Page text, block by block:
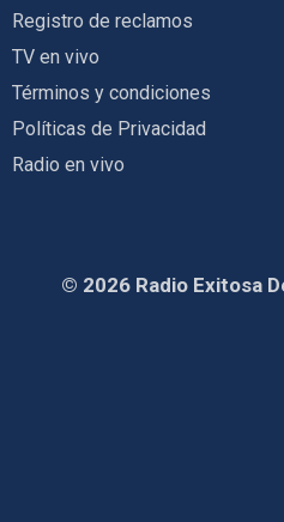
Registro de reclamos
TV en vivo
Términos y condiciones
Políticas de Privacidad
Radio en vivo
© 2026 Radio Exitosa